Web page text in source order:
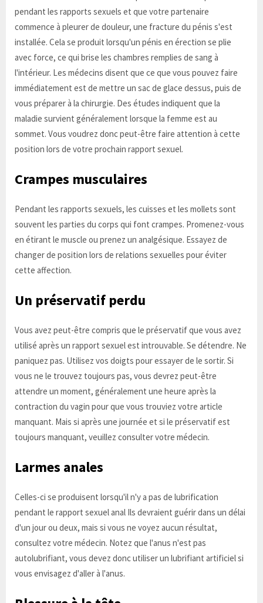
pendant les rapports sexuels et que votre partenaire
commence à pleurer de douleur, une fracture du pénis s'est
installée. Cela se produit lorsqu'un pénis en érection se plie
avec force, ce qui brise les chambres remplies de sang à
l'intérieur. Les médecins disent que ce que vous pouvez faire
immédiatement est de mettre un sac de glace dessus, puis de
vous préparer à la chirurgie. Des études indiquent que la
maladie survient généralement lorsque la femme est au
sommet. Vous voudrez donc peut-être faire attention à cette
position lors de votre prochain rapport sexuel.
Crampes musculaires
Pendant les rapports sexuels, les cuisses et les mollets sont
souvent les parties du corps qui font crampes. Promenez-vous
en étirant le muscle ou prenez un analgésique. Essayez de
changer de position lors de relations sexuelles pour éviter
cette affection.
Un préservatif perdu
Vous avez peut-être compris que le préservatif que vous avez
utilisé après un rapport sexuel est introuvable. Se détendre. Ne
paniquez pas. Utilisez vos doigts pour essayer de le sortir. Si
vous ne le trouvez toujours pas, vous devrez peut-être
attendre un moment, généralement une heure après la
contraction du vagin pour que vous trouviez votre article
manquant. Mais si après une journée et si le préservatif est
toujours manquant, veuillez consulter votre médecin.
Larmes anales
Celles-ci se produisent lorsqu'il n'y a pas de lubrification
pendant le rapport sexuel anal Ils devraient guérir dans un délai
d'un jour ou deux, mais si vous ne voyez aucun résultat,
consultez votre médecin. Notez que l'anus n'est pas
autolubrifiant, vous devez donc utiliser un lubrifiant artificiel si
vous envisagez d'aller à l'anus.